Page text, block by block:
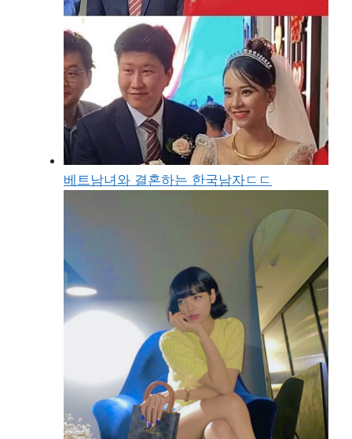
베트남녀와 결혼하는 한국남자ㄷㄷ